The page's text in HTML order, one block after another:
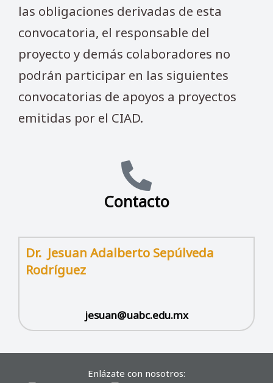
las obligaciones derivadas de esta
convocatoria, el responsable del
proyecto y demás colaboradores no
podrán participar en las siguientes
convocatorias de apoyos a proyectos
emitidas por el CIAD.
Contacto
Dr. Jesuan Adalberto Sepúlveda
Rodríguez
jesuan@uabc.edu.mx
Enlázate con nosotros: